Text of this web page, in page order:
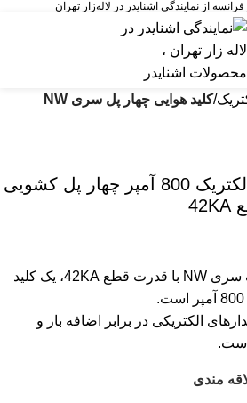
از نمایندگی اشنایدر در لاله‌زار تهران
کلید هوایی چهار پل سری NW
کليد هوایی اشنایدر الکتریک 800 آمپر چهار پل کشویی
کلید هوایی اشنایدر الکتریک سری NW با قدرت قطع 42KA، یک کلید
الکتریکی در برابر اضافه بار و
مندی